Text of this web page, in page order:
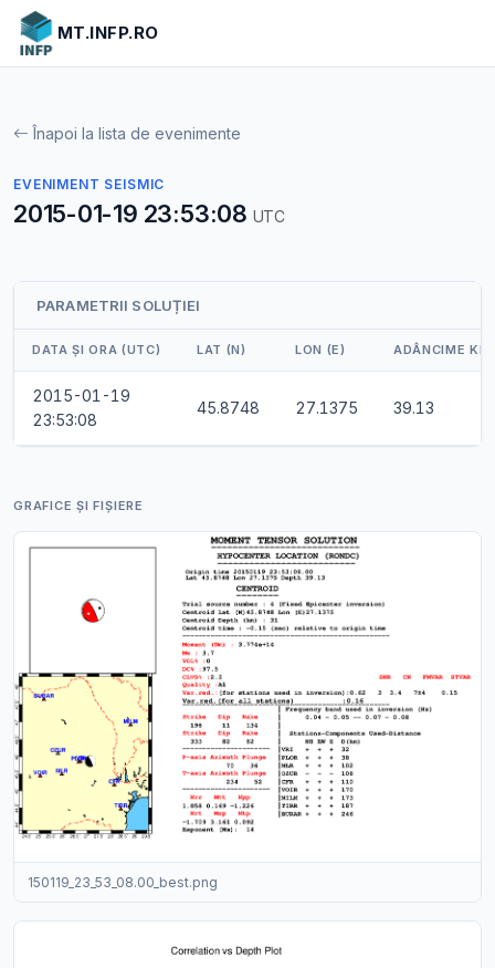
MT.INFP.RO
Înapoi la lista de evenimente
EVENIMENT SEISMIC
2015-01-19 23:53:08 UTC
PARAMETRII SOLUȚIEI
DATA ȘI ORA (UTC) LAT (N) LON (E) ADÂNCIME KM
2015-01-19
23:53:08
45.8748 27.1375 39.13
GRAFICE ȘI FIȘIERE
150119_23_53_08.00_best.png